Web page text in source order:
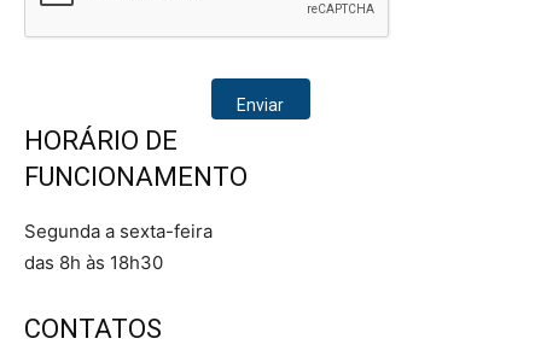
HORÁRIO DE
FUNCIONAMENTO
Segunda a sexta-feira
das 8h às 18h30
CONTATOS